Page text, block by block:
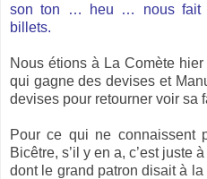
son ton … heu … nous fait
billets.
Nous étions à La Comète
qui gagne des devises et
devises pour retourner voir sa
Pour ce qui ne connaissent
Bicêtre, s’il y en a, c’est juste
dont le grand patron disait à